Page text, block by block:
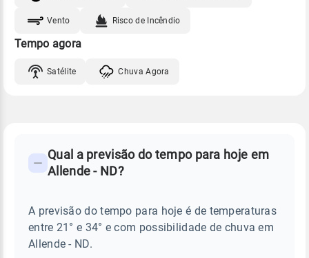
Vento Risco de Incêndio
Tempo agora
Satélite Chuva Agora
PREVISÃO
TEMPO
ALLENDE
Perguntas
sobre
chuva
Qual a previsão do tempo para hoje em
Allende - ND?
A previsão do tempo para hoje é de temperaturas
entre 21° e 34° e com possibilidade de chuva em
Allende - ND.